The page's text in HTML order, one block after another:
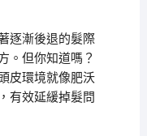
逐漸後退的髮際
。但你知道嗎？
皮環境就像肥沃
有效延緩掉髮問